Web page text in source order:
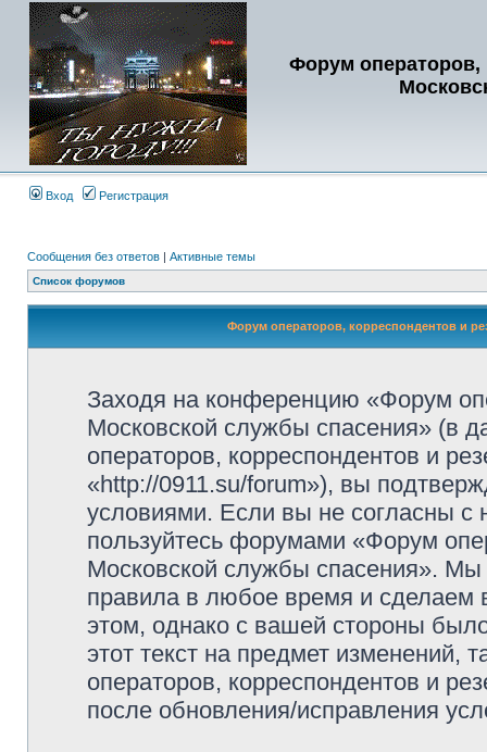
Форум операторов,
Вход Регистрация
Сообщения без ответов | Активные темы
Список форумов
Форум операторов, корреспондентов и
Заходя на конференцию «Форум
Московской службы спасения» (в
операторов, корреспондентов и
«http://0911.su/forum»), вы
условиями. Если вы не согласны с
пользуйтесь форумами «Форум
Московской службы спасения». Мы
правила в любое время и сделаем
этом, однако с вашей стороны
этот текст на предмет изменений,
операторов, корреспондентов и
после обновления/исправления